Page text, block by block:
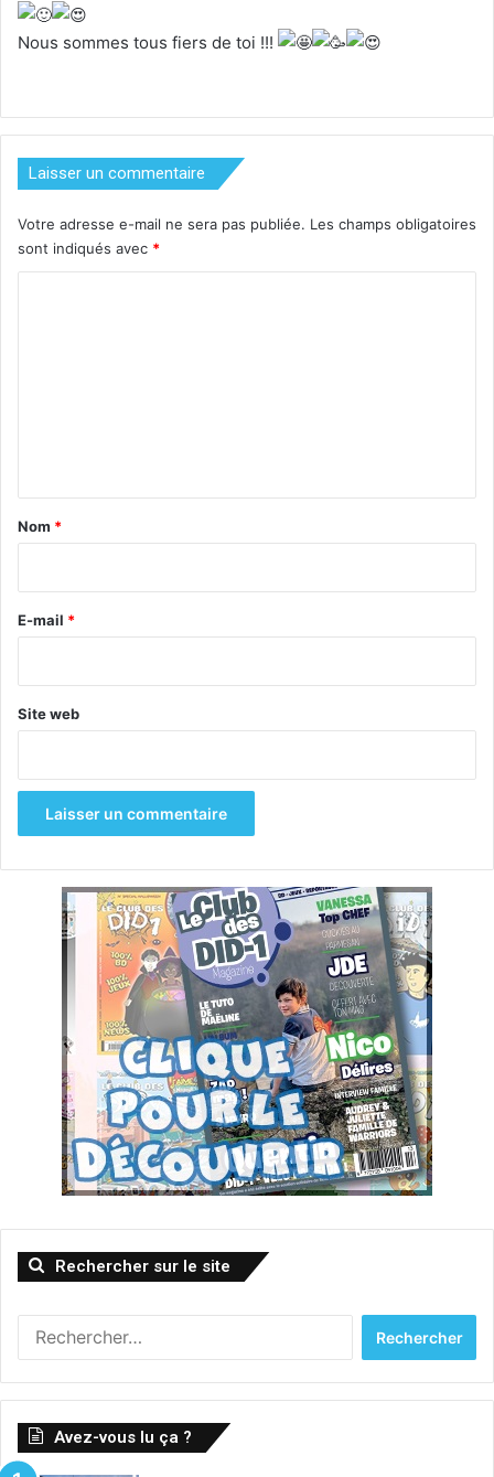
Nous sommes tous fiers de toi !!!
Laisser un commentaire
Votre adresse e-mail ne sera pas publiée. Les champs obligatoires
sont indiqués avec *
a
e
Nom *
E-mail *
Site web
Rechercher sur le site
Avez-vous lu ça ?